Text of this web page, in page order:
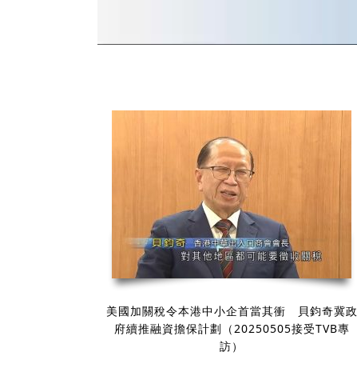
美國加關稅令本港中小企首當其衝 貝鈞奇冀政
府續推融資擔保計劃（20250505接受TVB專
訪）